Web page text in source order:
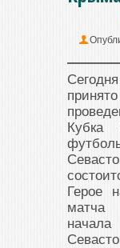
Кубка
Герое
матча